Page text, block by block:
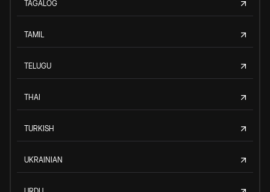
TAGALOG
TAMIL
TELUGU
THAI
TURKISH
UKRAINIAN